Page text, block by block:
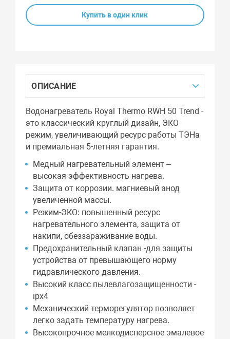
Купить в один клик
ОПИСАНИЕ
Водонагреватель Royal Thermo RWH 50 Trend -
это классический круглый дизайн, ЭКО-
режим, увеличивающий ресурс работы ТЭНа
и премиальная 5-летняя гарантия.
Медный нагревательный элемент –
высокая эффективность нагрева.
Защита от коррозии. магниевый анод
увеличенной массы.
Режим-ЭКО: повышенный ресурс
нагревательного элемента, защита от
накипи, обеззараживание воды.
Предохранительный клапан -для защиты
устройства от превышающего норму
гидравлического давления.
Высокий класс пылевлагозащищенности -
ipx4
Механический терморегулятор позволяет
легко задать температуру нагрева.
Высокопрочное мелкодисперсное эмалевое